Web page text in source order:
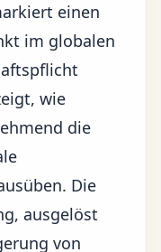
einen
im globalen
wie
die
Die
ausgelöst
von